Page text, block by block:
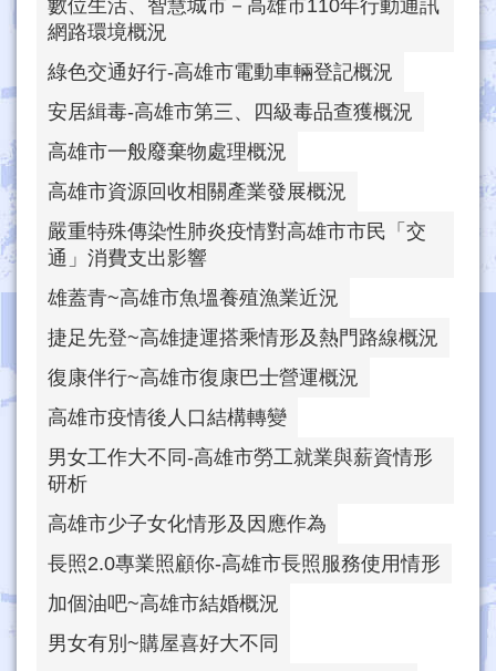
數位生活、智慧城市－高雄市110年行動通訊
網路環境概況
綠色交通好行-高雄市電動車輛登記概況
安居緝毒-高雄市第三、四級毒品查獲概況
高雄市一般廢棄物處理概況
高雄市資源回收相關產業發展概況
嚴重特殊傳染性肺炎疫情對高雄市市民「交
通」消費支出影響
雄蓋青~高雄市魚塭養殖漁業近況
捷足先登~高雄捷運搭乘情形及熱門路線概況
復康伴行~高雄市復康巴士營運概況
高雄市疫情後人口結構轉變
男女工作大不同-高雄市勞工就業與薪資情形
研析
高雄市少子女化情形及因應作為
長照2.0專業照顧你-高雄市長照服務使用情形
加個油吧~高雄市結婚概況
男女有別~購屋喜好大不同